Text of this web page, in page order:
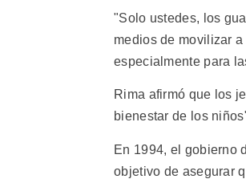
"Solo ustedes, los
medios de movilizar
especialmente para
Rima afirmó que los
bienestar de los
En 1994, el gobierno
objetivo de asegurar